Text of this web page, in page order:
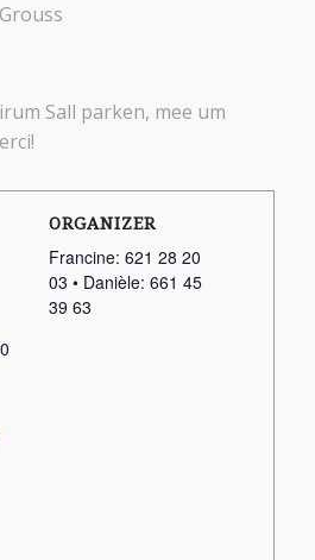
Sall parken, mee um
ORGANIZER
Francine: 621 28 20
03 • Danièle: 661 45
39 63